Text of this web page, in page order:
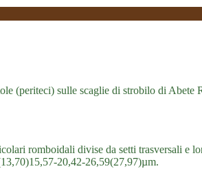
(periteci) sulle scaglie di strobilo di Abete
romboidali divise da setti trasversali e
20,42-26,59(27,97)µm.